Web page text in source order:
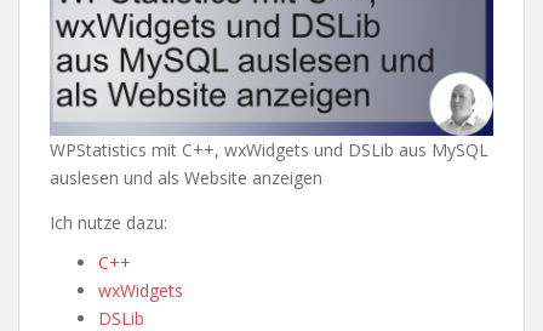
WPStatistics mit C++, wxWidgets und DSLib aus MySQL
auslesen und als Website anzeigen
Ich nutze dazu:
C++
wxWidgets
DSLib